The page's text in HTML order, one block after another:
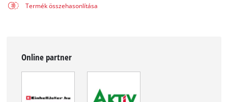
Termék összehasonlítása
Online partner